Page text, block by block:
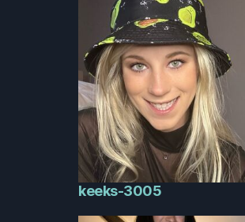
keeks-3005